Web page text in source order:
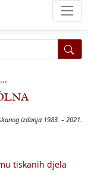
izdanja 1983. – 2021.
tiskanih djela